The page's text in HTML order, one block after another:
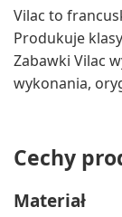
Vilac to
Produkuje
Zabawki Vilac
wykonania,
Cechy
Materiał